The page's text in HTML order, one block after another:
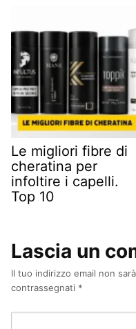
Le migliori fibre di
cheratina per
infoltire i capelli.
Top 10
Lascia un
Il tuo indirizzo email non
contrassegnati *